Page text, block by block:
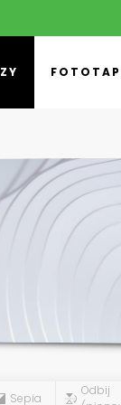
Sepia
Odbij